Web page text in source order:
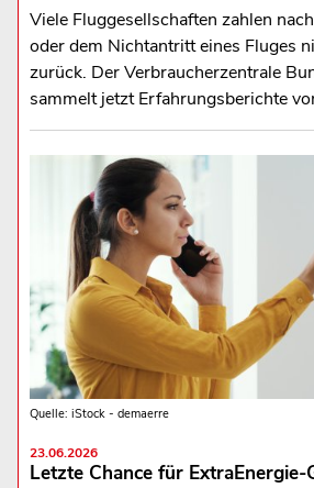
Viele Fluggesellschaften zahlen
oder dem Nichtantritt eines Fluges
zurück. Der Verbraucherzentrale
sammelt jetzt Erfahrungsberichte
Quelle: iStock - demaerre
23.06.2026
Letzte Chance für ExtraEnergie-